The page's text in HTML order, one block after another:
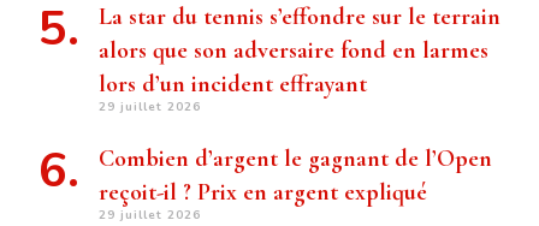
La star du tennis s’effondre sur le terrain
alors que son adversaire fond en larmes
lors d’un incident effrayant
29 juillet 2026
Combien d’argent le gagnant de l’Open
reçoit-il ? Prix ​​en argent expliqué
29 juillet 2026